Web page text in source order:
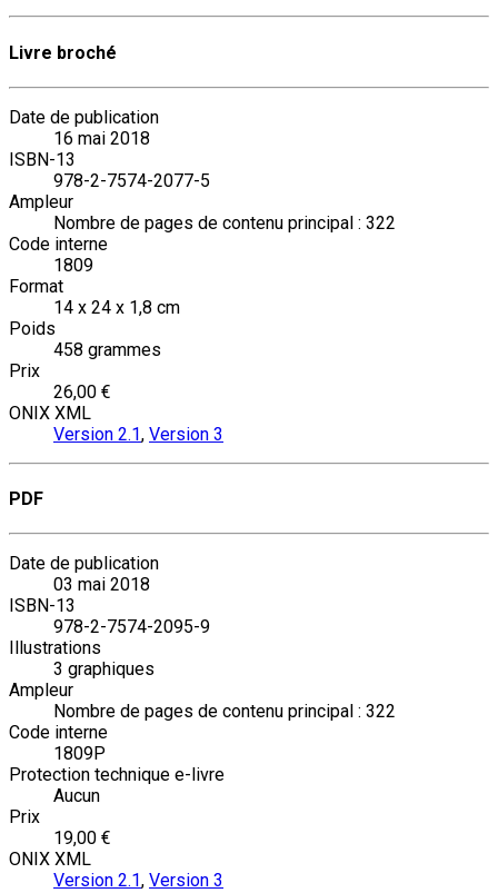
Livre broché
Date de publication
16 mai 2018
ISBN-13
978-2-7574-2077-5
Ampleur
Nombre de pages de contenu principal : 322
Code interne
1809
Format
14 x 24 x 1,8 cm
Poids
458 grammes
Prix
26,00 €
ONIX XML
Version 2.1, Version 3
PDF
Date de publication
03 mai 2018
ISBN-13
978-2-7574-2095-9
Illustrations
3 graphiques
Ampleur
Nombre de pages de contenu principal : 322
Code interne
1809P
Protection technique e-livre
Aucun
Prix
19,00 €
ONIX XML
Version 2.1, Version 3